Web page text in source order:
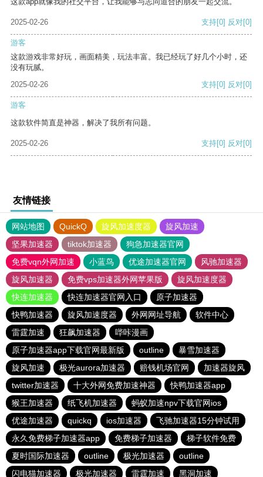
2025-02-26 支持[0] 反对[0]
游客
这款游戏非常好玩，画面精美，玩法丰富。我已经玩了好几个小时，还
没有玩腻。
2025-02-26
支持[0] 反对[0]
游客
这款软件简直是神器，解决了我所有问题。
2025-02-26 支持[0] 反对[0]
友情链接
网站地图 QuickQ 旋风加速度器
旋风加速
坚果加速器
tiktok加速器
狗急加速器官网
免费vqn外网加速
小蓝鸟 优途加速器官网
风驰加速器
旋风加速器
免费vps加速器外网苹果版
旋风加速度器
快连加速器
快连加速器官网入口
原子加速器
快鸭加速器
旋风加速度器 外网网址导航
软件中心
雷霆加速
狂飙加速器
哔咔漫画
原子加速器app下载官网最新版
outline
暴雪加速器
旋风加速
极光aurora加速器 赔钱机场官网
加速器旋风
twitter加速器
十大外网免费加速神器
快鸭加速器app
猴王加速器
纸飞机加速器
蚂蚁加速npv下载官网ios
优途加速器
quickq ios加速器
飞驰加速器15分钟试用
永久免费梯子加速器app
免费梯子加速器
梯子软件免费
夏时国际加速器
outline 极光加速器
outline
闪电猫加速器
极光加速器 雷霆加速 黑洞加速